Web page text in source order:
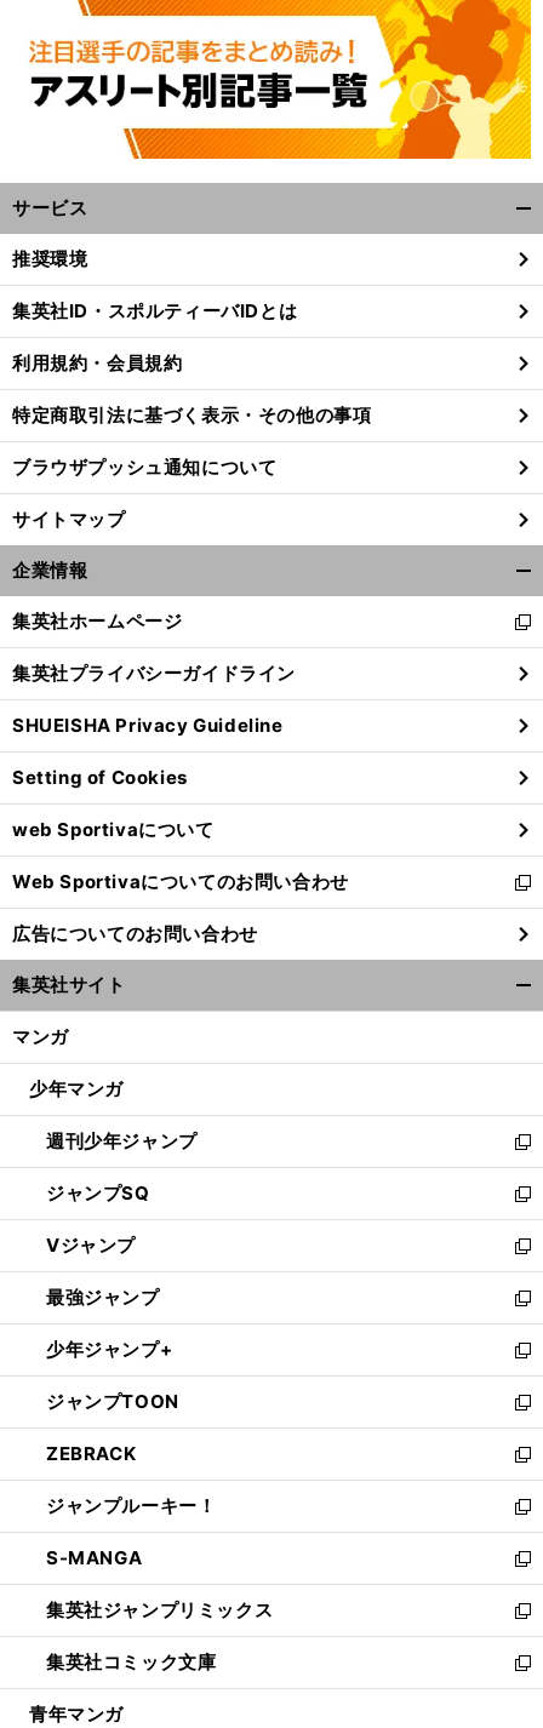
サービス
閉
る
推奨環境
集英社ID・スポルティーバIDとは
利用規約・会員規約
特定商取引法に基づく表示・その他の事項
ブラウザプッシュ通知について
サイトマップ
企業情報
閉
る
集英社ホームページ
新
し
い
ウ
ィ
ン
ド
ウ
で
開
く
集英社プライバシーガイドライン
SHUEISHA Privacy Guideline
Setting of Cookies
web Sportivaについて
Web Sportivaについてのお問い合わせ
新
し
い
ウ
ィ
ン
ウ
開
く
広告についてのお問い合わせ
集英社サイト
マンガ
少年マンガ
週刊少年ジャンプ
新
し
い
ウ
ィ
ン
ド
ウ
で
開
く
ジャンプSQ
新
し
い
ウ
ィ
ン
ド
ウ
で
開
く
Vジャンプ
新
し
い
ウ
ィ
ン
ド
ウ
で
開
く
最強ジャンプ
新
し
い
ウ
ィ
ン
ド
ウ
で
開
く
少年ジャンプ+
新
し
い
ウ
ィ
ン
ド
ウ
で
開
く
ジャンプTOON
新
し
い
ウ
ィ
ン
ド
ウ
で
開
く
ZEBRACK
新
し
い
ウ
ィ
ン
ド
ウ
で
開
ジャンプルーキー！
新
し
い
ウ
ィ
ン
ド
ウ
S-MANGA
新
し
い
ウ
ィ
ン
集英社ジャンプリミックス
新
し
い
ウ
集英社コミック文庫
新
し
青年マンガ